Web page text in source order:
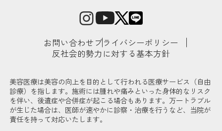
お問い合わせ プライバシーポリシー
反社会的勢力に対する基本方針
美容医療は美容の向上を目的として行われる医療サービス（自由
診療）を指します。施術には腫れや痛みといった身体的なリスク
を伴い、後遺症や合併症が起こる場合もあります。万一トラブル
が生じた場合は、医師が速やかに診察・治療を行うなど、当院が
責任を持って対応いたします。